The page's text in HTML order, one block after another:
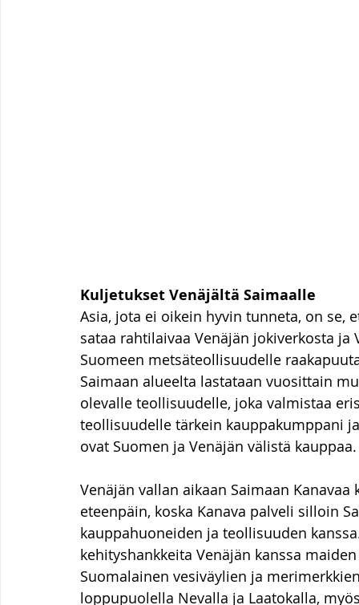
Kuljetukset Venäjältä Saimaalle
Asia, jota ei oikein hyvin tunneta, on
sataa rahtilaivaa Venäjän jokiverkosta
Suomeen metsäteollisuudelle
Saimaan alueelta lastataan vuosittain
olevalle teollisuudelle, joka valmistaa
teollisuudelle tärkein kauppakumppani
ovat Suomen ja Venäjän välistä kauppaa.
Venäjän vallan aikaan Saimaan
eteenpäin, koska Kanava palveli silloin
kauppahuoneiden ja teollisuuden
kehityshankkeita Venäjän kanssa
Suomalainen vesiväylien ja
loppupuolella Nevalla ja Laatokalla,